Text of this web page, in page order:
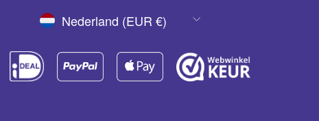
VALUTANederland (EUR €)